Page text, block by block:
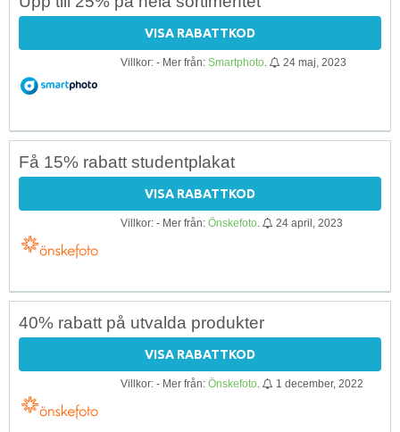
VISA RABATTKOD
Villkor: - Mer från: Smartphoto 24 maj, 2023
Få 15% rabatt studentplakat
VISA RABATTKOD
Villkor: - Mer från: Önskefoto 24 april, 2023
40% rabatt på utvalda produkter
VISA RABATTKOD
Villkor: - Mer från: Önskefoto 1 december, 2022